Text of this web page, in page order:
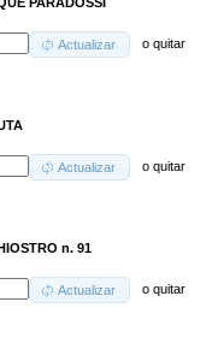
Actualizar oquitar
Actualizar oquitar
n. 91
Actualizar oquitar